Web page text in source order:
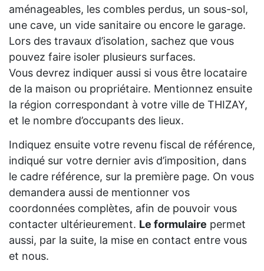
aménageables, les combles perdus, un sous-sol,
une cave, un vide sanitaire ou encore le garage.
Lors des travaux d’isolation, sachez que vous
pouvez faire isoler plusieurs surfaces.
Vous devrez indiquer aussi si vous être locataire
de la maison ou propriétaire. Mentionnez ensuite
la région correspondant à votre ville de THIZAY,
et le nombre d’occupants des lieux.
Indiquez ensuite votre revenu fiscal de référence,
indiqué sur votre dernier avis d’imposition, dans
le cadre référence, sur la première page. On vous
demandera aussi de mentionner vos
coordonnées complètes, afin de pouvoir vous
contacter ultérieurement. Le formulaire permet
aussi, par la suite, la mise en contact entre vous
et nous.